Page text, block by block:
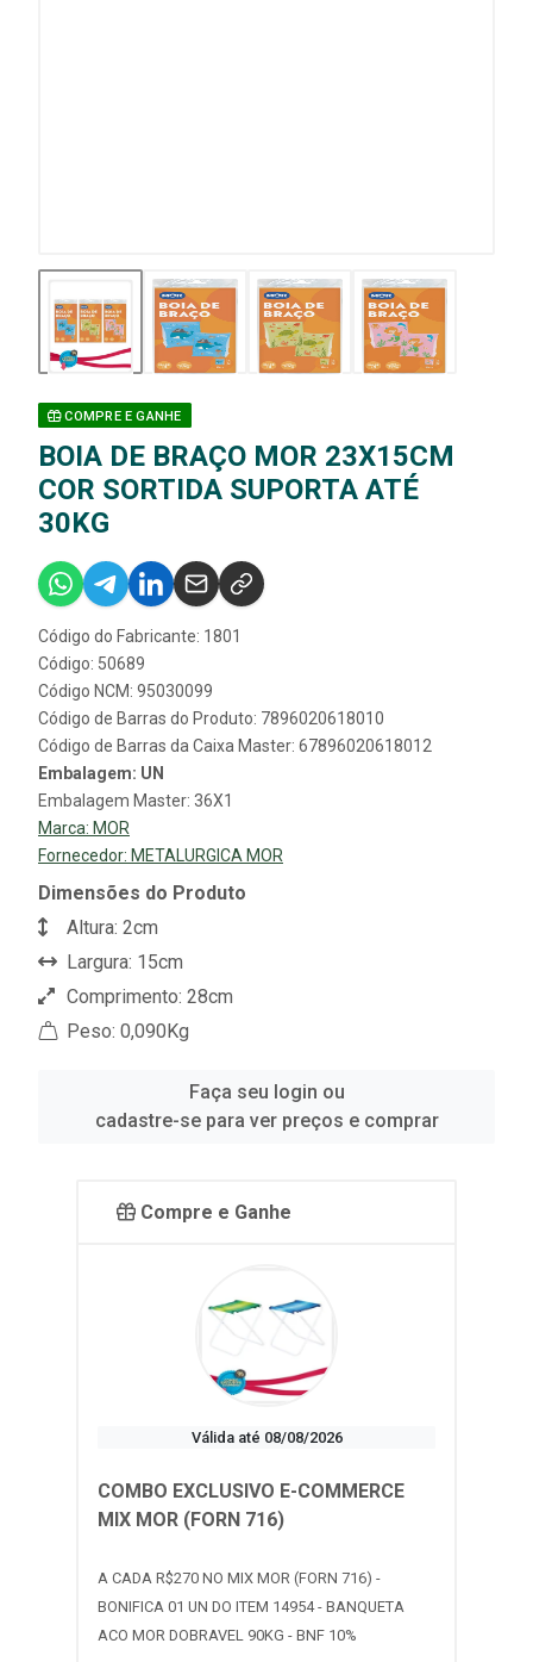
COMPRE E GANHE
BOIA DE BRAÇO MOR 23X15CM
COR SORTIDA SUPORTA ATÉ
30KG
Código do Fabricante: 1801
Código: 50689
Código NCM: 95030099
Código de Barras do Produto: 7896020618010
Código de Barras da Caixa Master: 67896020618012
Embalagem: UN
Embalagem Master: 36X1
Marca: MOR
Fornecedor: METALURGICA MOR
Dimensões do Produto
Altura: 2cm
Largura: 15cm
Comprimento: 28cm
Peso: 0,090Kg
Faça seu login ou
cadastre-se para ver preços e comprar
Compre e Ganhe
Válida até 08/08/2026
COMBO EXCLUSIVO E-COMMERCE
MIX MOR (FORN 716)
A CADA R$270 NO MIX MOR (FORN 716) -
BONIFICA 01 UN DO ITEM 14954 - BANQUETA
ACO MOR DOBRAVEL 90KG - BNF 10%